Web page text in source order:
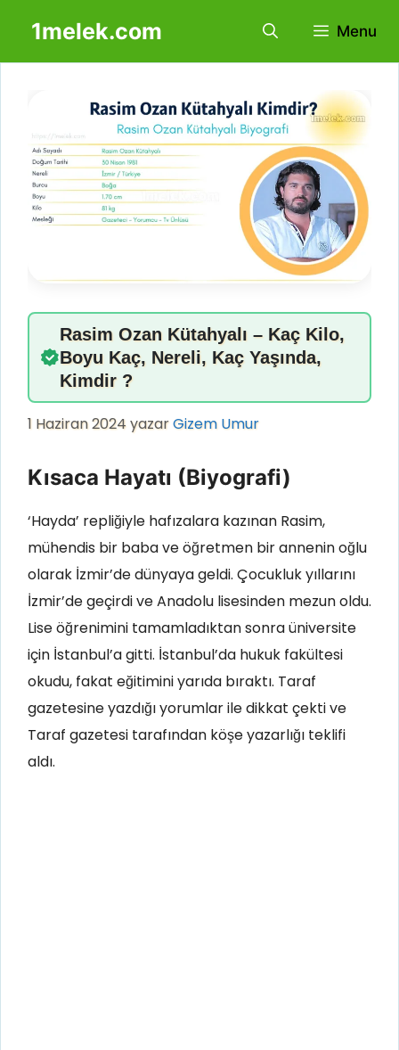
1melek.com Menu
Rasim Ozan Kütahyalı – Kaç Kilo,
Boyu Kaç, Nereli, Kaç Yaşında,
Kimdir ?
1 Haziran 2024yazarGizem Umur
Kısaca Hayatı (Biyografi)
‘Hayda’ repliğiyle hafızalara kazınan Rasim,
mühendis bir baba ve öğretmen bir annenin oğlu
olarak İzmir’de dünyaya geldi. Çocukluk yıllarını
İzmir’de geçirdi ve Anadolu lisesinden mezun oldu.
Lise öğrenimini tamamladıktan sonra üniversite
için İstanbul’a gitti. İstanbul’da hukuk fakültesi
okudu, fakat eğitimini yarıda bıraktı. Taraf
gazetesine yazdığı yorumlar ile dikkat çekti ve
Taraf gazetesi tarafından köşe yazarlığı teklifi
aldı.